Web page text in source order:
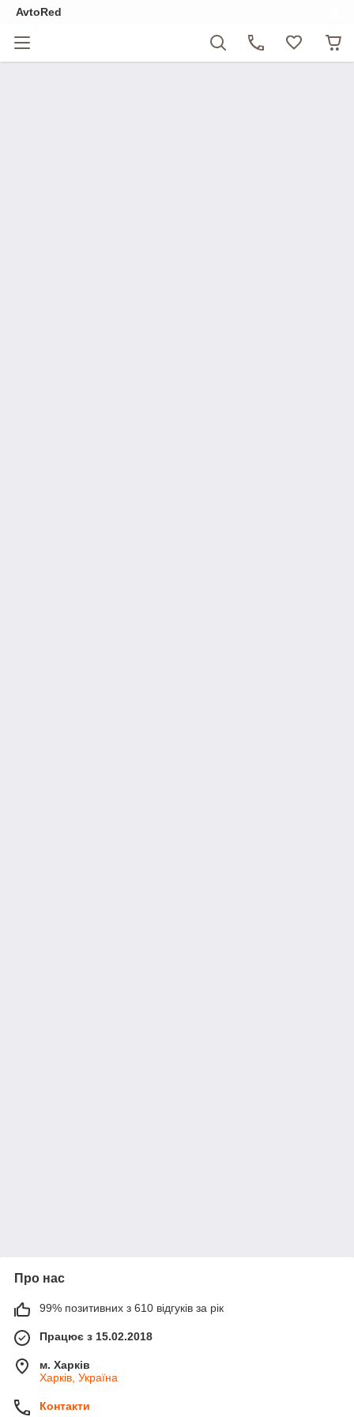
AvtoRed
Про нас
99% позитивних з 610 відгуків за рік
Працює з 15.02.2018
м. Харків
Харків, Україна
Контакти